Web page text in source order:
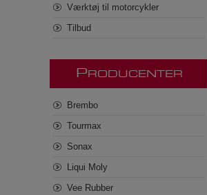
Værktøj til motorcykler
Tilbud
P RODUCENTER
Brembo
Tourmax
Sonax
Liqui Moly
Vee Rubber